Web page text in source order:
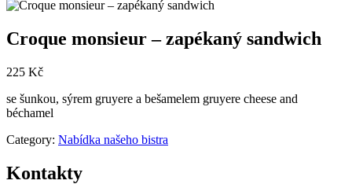
Croque monsieur – zapékaný sandwich
225 Kč
se šunkou, sýrem gruyere a bešamelem gruyere cheese and
béchamel
Category: Nabídka našeho bistra
Kontakty